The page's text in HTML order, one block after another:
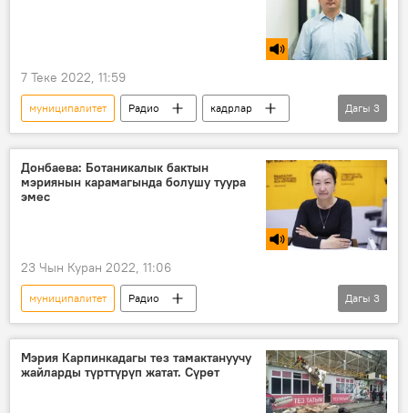
7 Теке 2022, 11:59
муниципалитет Радио
кадрлар
мамлекет
мыйзам Самат Ашымов
Дагы 3
Донбаева: Ботаникалык бактын
мэриянын карамагында болушу туура
эмес
23 Чын Куран 2022, 11:06
муниципалитет
Радио
ботаникалык бак
өсүмдүктөр
Кыргызстан
Гүлайым Донбаева
Дагы 3
Мэрия Карпинкадагы тез тамактануучу
жайларды түрттүрүп жатат. Сүрөт